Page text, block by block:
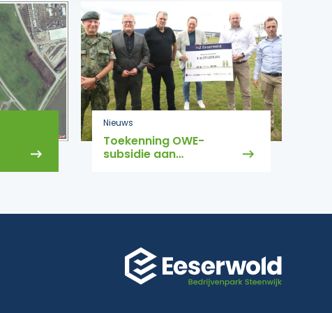
Nieuws
Toekenning OWE-
subsidie aan